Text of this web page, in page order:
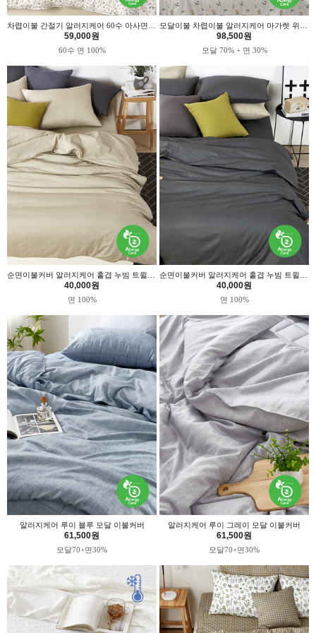
59,000원
60수 면 100%
98,500원
모달 70% + 면 30%
40,000원
면 100%
40,000원
면 100%
알러지케어 루이 블루 모달 이불커버
61,500원
모달70+면30%
알러지케어 루이 그레이 모달 이불커버
61,500원
모달70+면30%